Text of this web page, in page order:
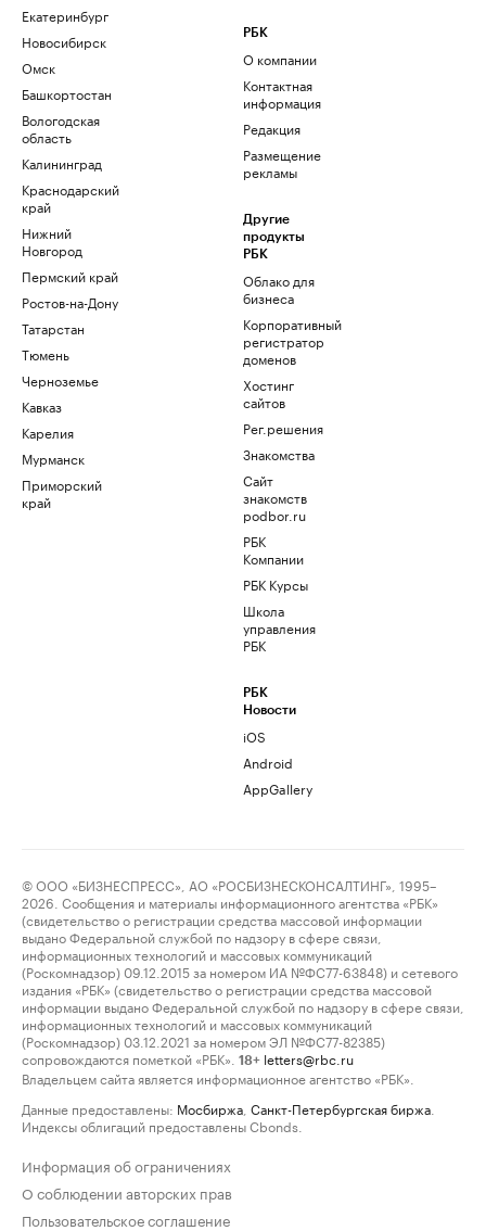
Екатеринбург
Новосибирск
Омск
Башкортостан
Вологодская
область
Калининград
Краснодарский
край
Нижний
Новгород
Пермский край
Ростов-на-Дону
Татарстан
Тюмень
Черноземье
Кавказ
Карелия
Мурманск
Приморский
край
РБК
О компании
Контактная
информация
Редакция
Размещение
рекламы
Другие
продукты
РБК
Облако для
бизнеса
Корпоративный
регистратор
доменов
Хостинг
сайтов
Рег.решения
Знакомства
Сайт
знакомств
podbor.ru
РБК
Компании
РБК Курсы
Школа
управления
РБК
РБК
Новости
iOS
Android
AppGallery
© ООО «БИЗНЕСПРЕСС», АО «РОСБИЗНЕСКОНСАЛТИНГ», 1995–
2026. Сообщения и материалы информационного агентства «РБК»
(свидетельство о регистрации средства массовой информации
выдано Федеральной службой по надзору в сфере связи,
информационных технологий и массовых коммуникаций
(Роскомнадзор) 09.12.2015 за номером ИА №ФС77-63848) и сетевого
издания «РБК» (свидетельство о регистрации средства массовой
информации выдано Федеральной службой по надзору в сфере связи,
информационных технологий и массовых коммуникаций
(Роскомнадзор) 03.12.2021 за номером ЭЛ №ФС77-82385)
сопровождаются пометкой «РБК».
18+ letters@rbc.ru
Владельцем сайта является информационное агентство «РБК».
Данные предоставлены: Мосбиржа Санкт-Петербургская биржа
Индексы облигаций предоставлены Cbonds.
Информация об ограничениях
О соблюдении авторских прав
Пользовательское соглашение